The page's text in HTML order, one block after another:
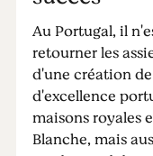
Au Portugal, il
retourner les
d'une création
d'excellence
maisons royales
Blanche, mais